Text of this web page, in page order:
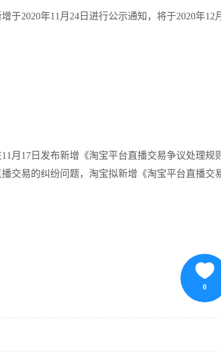
于2020年11月24日进行公示通知，将于2020年12
月17日发布新增《淘宝平台直播交易争议处理
交易的纠纷问题，淘宝拟新增《淘宝平台直播交
0